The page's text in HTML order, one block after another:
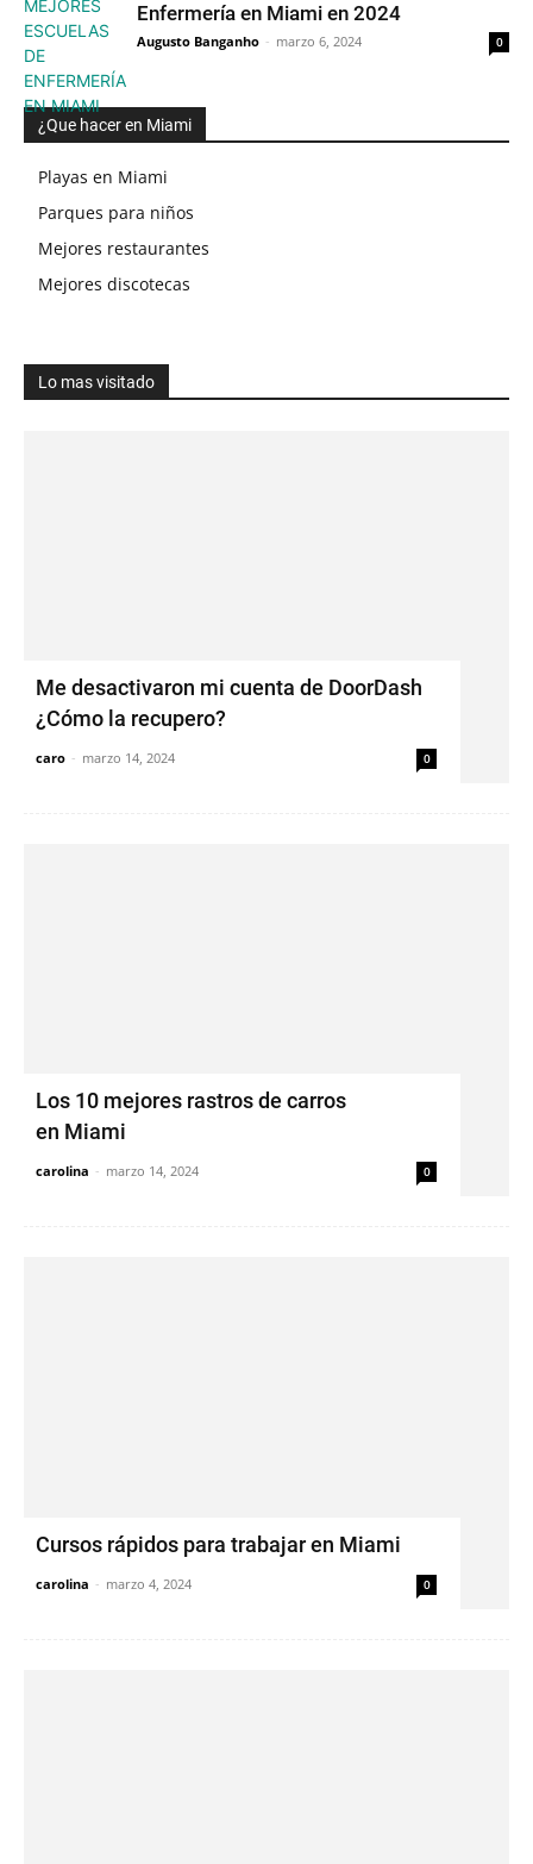
Enfermería en Miami en 2024
Augusto Banganho - marzo 6, 2024 0
¿Que hacer en Miami
Playas en Miami
Parques para niños
Mejores restaurantes
Mejores discotecas
Lo mas visitado
Me desactivaron mi cuenta de DoorDash
¿Cómo la recupero?
caro - marzo 14, 2024 0
Los 10 mejores rastros de carros
en Miami
carolina - marzo 14, 2024 0
Cursos rápidos para trabajar en Miami
carolina - marzo 4, 2024 0